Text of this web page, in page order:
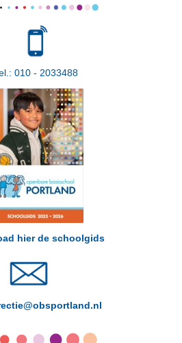
010 - 2033488
hier de schoolgids